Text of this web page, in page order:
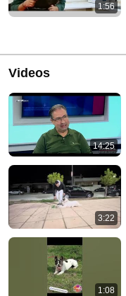
1:56
Videos
14:25
3:22
1:08